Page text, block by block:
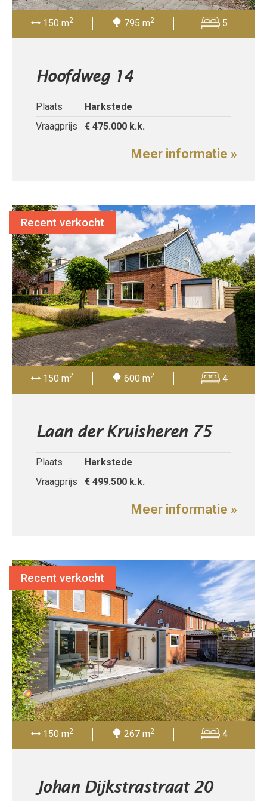
150 m2 795 m2 5
Hoofdweg 14
Plaats
Harkstede
Vraagprijs
€ 475.000 k.k.
Meer informatie »
150 m2 600 m2 4
Laan der Kruisheren 75
Plaats
Harkstede
Vraagprijs
€ 499.500 k.k.
Meer informatie »
Recent verkocht
150 m2 267 m2 4
Johan Dijkstrastraat 20
Recent verkocht